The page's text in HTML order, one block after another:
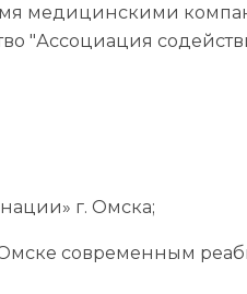
медицинскими
"Ассоциация
г. Омска;
Омске современным